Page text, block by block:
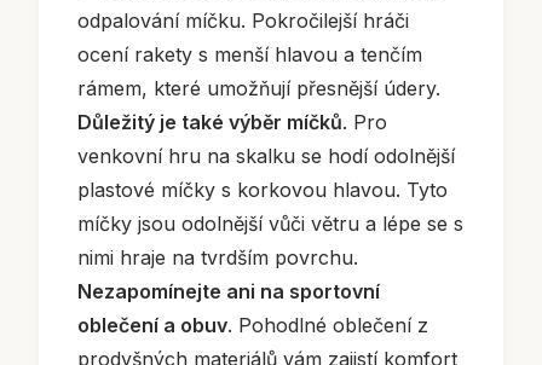
odpalování míčku. Pokročilejší hráči
ocení rakety s menší hlavou a tenčím
rámem, které umožňují přesnější údery.
Důležitý je také výběr míčků. Pro
venkovní hru na skalku se hodí odolnější
plastové míčky s korkovou hlavou. Tyto
míčky jsou odolnější vůči větru a lépe se s
nimi hraje na tvrdším povrchu.
Nezapomínejte ani na sportovní
oblečení a obuv. Pohodlné oblečení z
prodyšných materiálů vám zajistí komfort